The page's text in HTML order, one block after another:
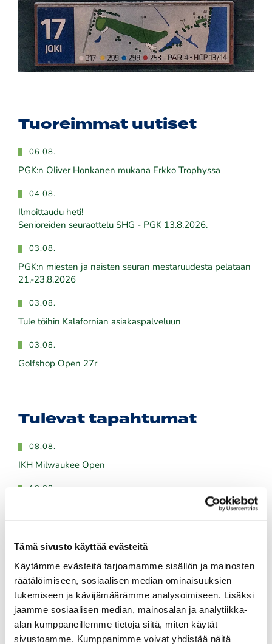
Tämä sivusto käyttää evästeitä
Käytämme evästeitä tarjoamamme sisällön ja mainosten
räätälöimiseen, sosiaalisen median ominaisuuksien
tukemiseen ja kävijämäärämme analysoimiseen. Lisäksi
jaamme sosiaalisen median, mainosalan ja analytiikka-
alan kumppaneillemme tietoja siitä, miten käytät
sivustoamme. Kumppanimme voivat yhdistää näitä
Tuoreimmat uutiset
06.08.
PGK:n Oliver Honkanen mukana Erkko Trophyssa
04.08.
Ilmoittaudu heti!
​​​​​​​Senioreiden seuraottelu SHG - PGK 13.8.2026.
03.08.
PGK:n miesten ja naisten seuran mestaruudesta pelataan
21.-23.8.2026
03.08.
Tule töihin Kalafornian asiakaspalveluun
03.08.
Golfshop Open 27r
Tulevat tapahtumat
08.08.
IKH Milwaukee Open
10.08.
Pariskuntagolf 5/7
Senioritiistai 12
12.08.
Green Card kurssi Ke 12.8. klo 16:30-20:30